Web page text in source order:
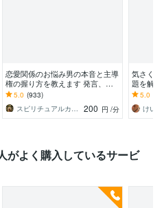
恋愛関係のお悩み男の本音と主導
権の握り方を教えます 発言、行
動から彼の本音が全てが丸わか
り！全部教えます。
5.0 (933)
スピリチュアルカウンセラーすすむ
200 円 /分
気さく
題を解
心理学
どうぞ
5.0
けい
がよく購入しているサービ